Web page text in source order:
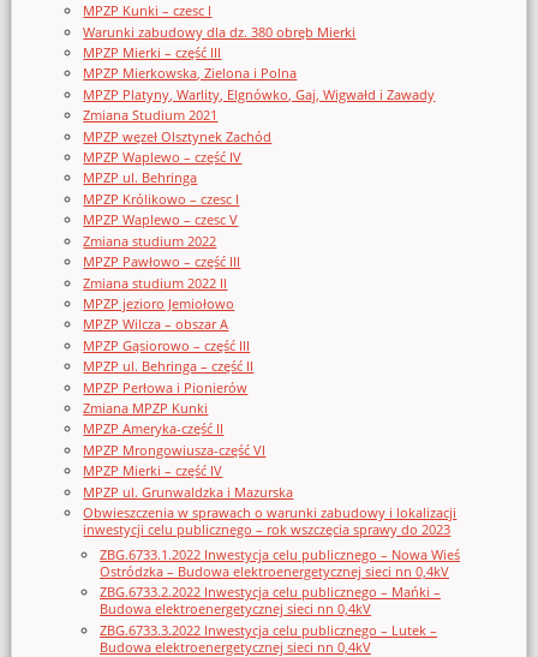
MPZP Kunki – czesc I
Warunki zabudowy dla dz. 380 obręb Mierki
MPZP Mierki – część III
MPZP Mierkowska, Zielona i Polna
MPZP Platyny, Warlity, Elgnówko, Gaj, Wigwałd i Zawady
Zmiana Studium 2021
MPZP węzeł Olsztynek Zachód
MPZP Waplewo – część IV
MPZP ul. Behringa
MPZP Królikowo – czesc I
MPZP Waplewo – czesc V
Zmiana studium 2022
MPZP Pawłowo – część III
Zmiana studium 2022 II
MPZP jezioro Jemiołowo
MPZP Wilcza – obszar A
MPZP Gąsiorowo – część III
MPZP ul. Behringa – część II
MPZP Perłowa i Pionierów
Zmiana MPZP Kunki
MPZP Ameryka-część II
MPZP Mrongowiusza-część VI
MPZP Mierki – część IV
MPZP ul. Grunwaldzka i Mazurska
Obwieszczenia w sprawach o warunki zabudowy i lokalizacji
inwestycji celu publicznego – rok wszczęcia sprawy do 2023
ZBG.6733.1.2022 Inwestycja celu publicznego – Nowa Wieś
Ostródzka – Budowa elektroenergetycznej sieci nn 0,4kV
ZBG.6733.2.2022 Inwestycja celu publicznego – Mańki –
Budowa elektroenergetycznej sieci nn 0,4kV
ZBG.6733.3.2022 Inwestycja celu publicznego – Lutek –
Budowa elektroenergetycznej sieci nn 0,4kV